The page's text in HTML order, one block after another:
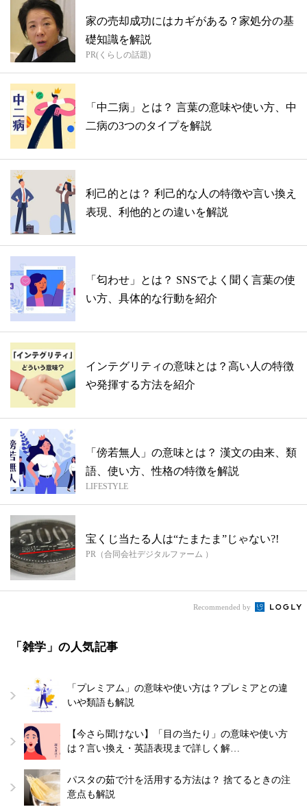
家の売却成功にはカギがある？家処分の基
礎知識を解説
PR(くらしの話題)
「中二病」とは？ 言葉の意味や使い方、中
二病の3つのタイプを解説
利己的とは？ 利己的な人の特徴や言い換え
表現、利他的との違いを解説
「匂わせ」とは？ SNSでよく聞く言葉の使
い方、具体的な行動を紹介
インテグリティの意味とは？高い人の特徴
や発揮する方法を紹介
「傍若無人」の意味とは？ 漢文の由来、類
語、使い方、性格の特徴を解説
LIFESTYLE
宝くじ当たる人は“たまたま”じゃない?!
PR（合同会社デジタルファーム ）
Recommended by
「雑学」の人気記事
「プレミアム」の意味や使い方は？プレミアとの違
いや類語も解説
【今さら聞けない】「目の当たり」の意味や使い方
は？言い換え・英語表現まで詳しく解…
パスタの茹で汁を活用する方法は？ 捨てるときの注
意点も解説